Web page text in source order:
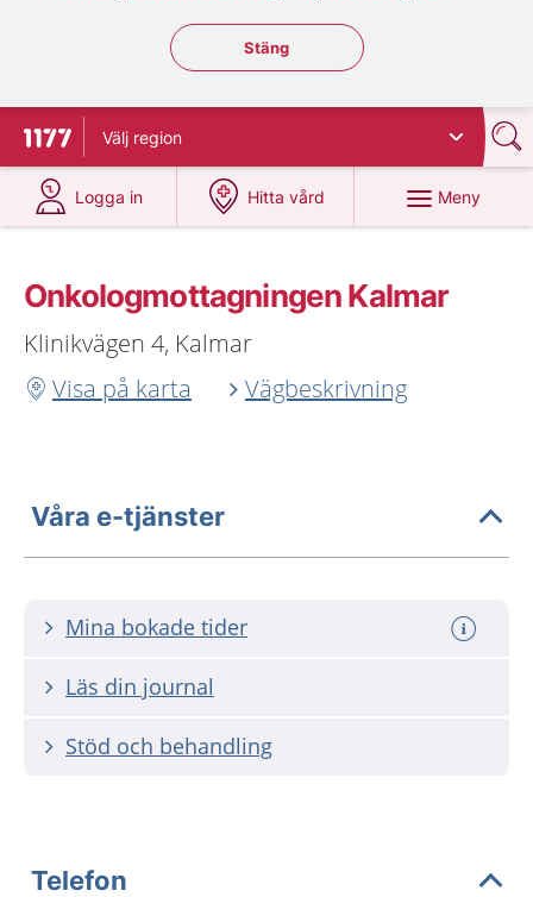
Stäng regionsväljaren
Stäng
Till startsidan för 1177
Välj region
Logga in
på 1177.se
Hitta vård
på 1177.se
Meny
Onkologmottagningen Kalmar
Klinikvägen 4, Kalmar
Visa på karta
Vägbeskrivning
Våra e-tjänster
Mina bokade tider
Läs din journal
Stöd och behandling
Telefon